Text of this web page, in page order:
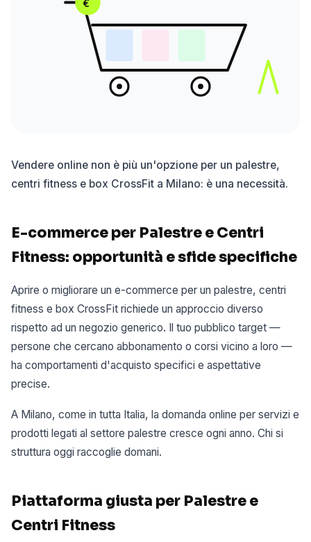
€
Vendere online non è più un'opzione per un palestre,
centri fitness e box CrossFit a Milano: è una necessità.
E-commerce per Palestre e Centri
Fitness: opportunità e sfide specifiche
Aprire o migliorare un e-commerce per un palestre, centri
fitness e box CrossFit richiede un approccio diverso
rispetto ad un negozio generico. Il tuo pubblico target —
persone che cercano abbonamento o corsi vicino a loro —
ha comportamenti d'acquisto specifici e aspettative
precise.
A Milano, come in tutta Italia, la domanda online per servizi e
prodotti legati al settore palestre cresce ogni anno. Chi si
struttura oggi raccoglie domani.
Piattaforma giusta per Palestre e
Centri Fitness